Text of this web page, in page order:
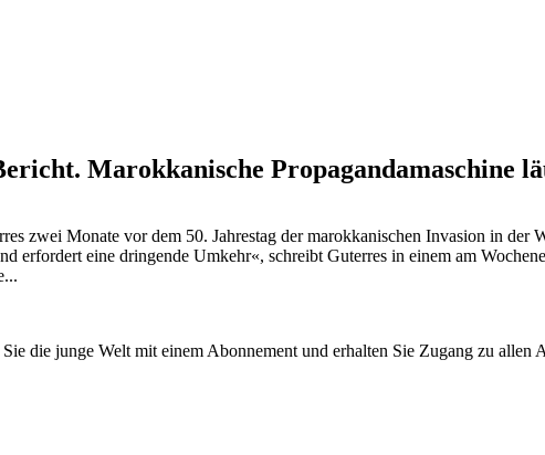
Marokkanische Propagandamaschine
zwei Monate vor dem 50. Jahrestag der marokkanischen Invasion in der
erfordert eine dringende Umkehr«, schreibt Guterres in einem am
die junge Welt mit einem Abonnement und erhalten Sie Zugang zu allen